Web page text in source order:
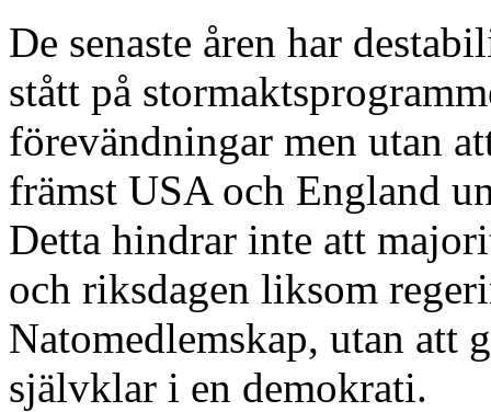
De senaste åren har
stått på
förevändningar men utan
främst USA och England
Detta hindrar inte att
och riksdagen liksom
Natomedlemskap, utan att
självklar i en demokrati.